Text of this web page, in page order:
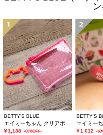
1
BETTY'S BLUE
￥1,188 -60%OFF-
2
BETTY'S
￥1,012 -